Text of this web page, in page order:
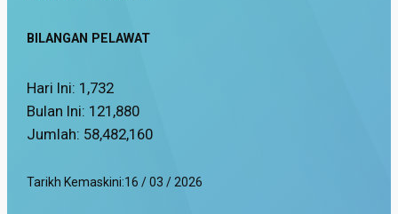
BILANGAN PELAWAT
Hari Ini: 1,732
Bulan Ini: 121,880
Jumlah: 58,482,160
Tarikh Kemaskini:16 / 03 / 2026